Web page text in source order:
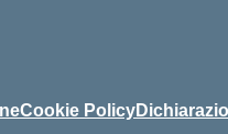
Cookie Policy